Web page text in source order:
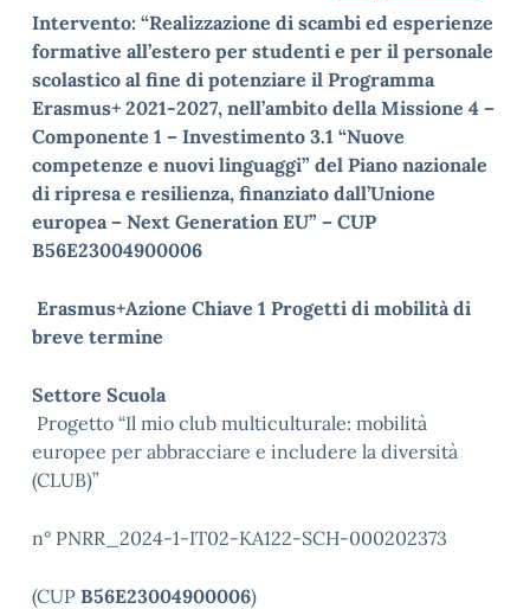
Intervento: “Realizzazione di scambi ed esperienze
formative all’estero per studenti e per il personale
scolastico al fine di potenziare il Programma
Erasmus+ 2021-2027, nell’ambito della Missione 4 –
Componente 1 – Investimento 3.1 “Nuove
competenze e nuovi linguaggi” del Piano nazionale
di ripresa e resilienza, finanziato dall’Unione
europea – Next Generation EU” – CUP
B56E23004900006
Erasmus+Azione Chiave 1 Progetti di mobilità di
breve termine
Settore Scuola
Progetto “Il mio club multiculturale: mobilità
europee per abbracciare e includere la diversità
(CLUB)”
n° PNRR_2024-1-IT02-KA122-SCH-000202373
(CUP B56E23004900006)